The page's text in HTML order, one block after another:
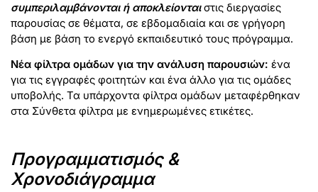
συμπεριλαμβάνονται ή αποκλείονταιστις διεργασίες
παρουσίας σε θέματα, σε εβδομαδιαία και σε γρήγορη
βάση με βάση το ενεργό εκπαιδευτικό τους πρόγραμμα.
Νέα φίλτρα ομάδων για την ανάλυση παρουσιών: ένα
για τις εγγραφές φοιτητών και ένα άλλο για τις ομάδες
υποβολής. Τα υπάρχοντα φίλτρα ομάδων μεταφέρθηκαν
στα Σύνθετα φίλτρα με ενημερωμένες ετικέτες.
Προγραμματισμός &
Χρονοδιάγραμμα